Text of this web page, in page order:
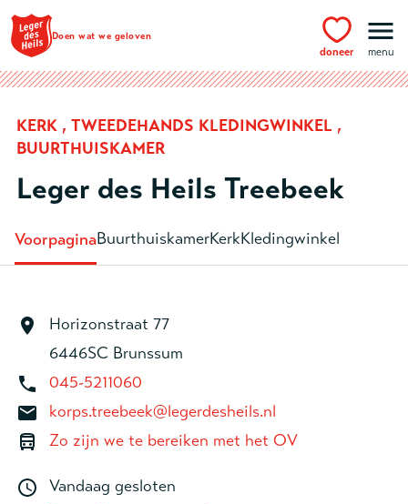
Ga naar hoofdinhoud
Doen wat we geloven
doneer menu
KERK , TWEEDEHANDS KLEDINGWINKEL ,
BUURTHUISKAMER
Leger des Heils Treebeek
VoorpaginaBuurthuiskamerKerkKledingwinkel
Horizonstraat 77
6446SC Brunssum
045-5211060
korps.treebeek@legerdesheils.nl
Zo zijn we te bereiken met het OV
Vandaag gesloten